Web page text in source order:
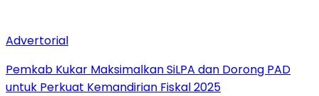
Advertorial
Pemkab Kukar Maksimalkan SiLPA dan Dorong PAD
untuk Perkuat Kemandirian Fiskal 2025